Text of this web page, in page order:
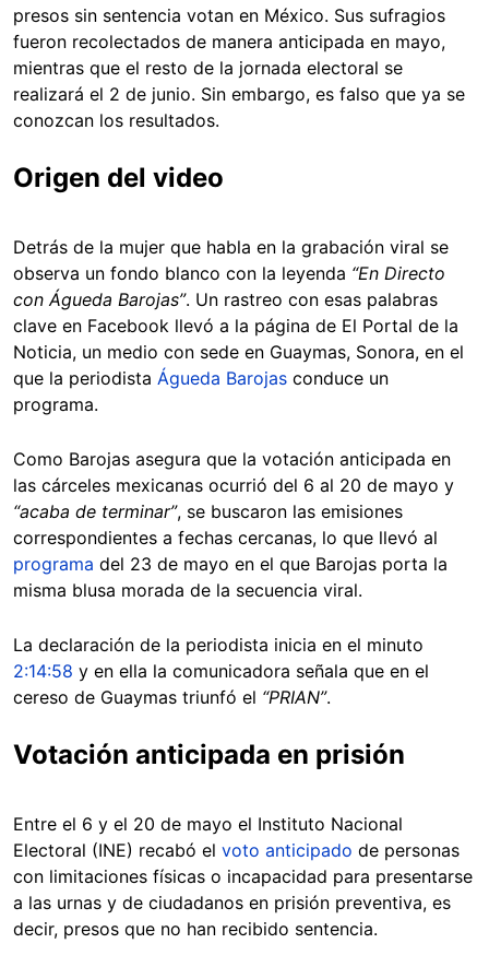
presos sin sentencia votan en México. Sus sufragios
fueron recolectados de manera anticipada en mayo,
mientras que el resto de la jornada electoral se
realizará el 2 de junio. Sin embargo, es falso que ya se
conozcan los resultados.
Origen del video
Detrás de la mujer que habla en la grabación viral se
observa un fondo blanco con la leyenda “En Directo
con Águeda Barojas”. Un rastreo con esas palabras
clave en Facebook llevó a la página de El Portal de la
Noticia, un medio con sede en Guaymas, Sonora, en el
que la periodista Águeda Barojas conduce un
programa.
Como Barojas asegura que la votación anticipada en
las cárceles mexicanas ocurrió del 6 al 20 de mayo y
“acaba de terminar”, se buscaron las emisiones
correspondientes a fechas cercanas, lo que llevó al
programa del 23 de mayo en el que Barojas porta la
misma blusa morada de la secuencia viral.
La declaración de la periodista inicia en el minuto
2:14:58 y en ella la comunicadora señala que en el
cereso de Guaymas triunfó el “PRIAN”.
Votación anticipada en prisión
Entre el 6 y el 20 de mayo el Instituto Nacional
Electoral (INE) recabó el voto anticipado de personas
con limitaciones físicas o incapacidad para presentarse
a las urnas y de ciudadanos en prisión preventiva, es
decir, presos que no han recibido sentencia.